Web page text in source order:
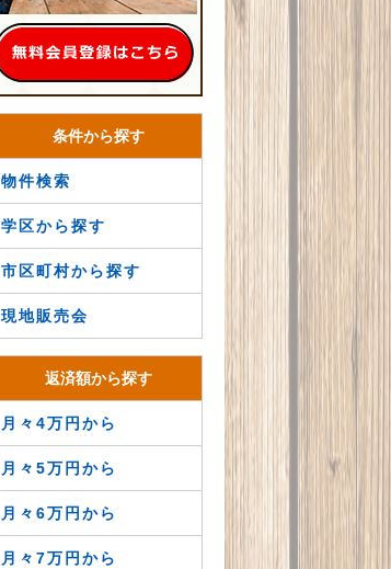
条件から探す
物件検索
学区から探す
市区町村から探す
現地販売会
返済額から探す
月々4万円から
月々5万円から
月々6万円から
月々7万円から